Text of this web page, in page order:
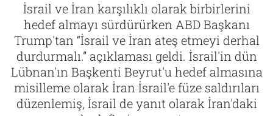
İsrail ve İran karşılıklı olarak birbirlerini
hedef almayı sürdürürken ABD Başkanı
Trump'tan “İsrail ve İran ateş etmeyi derhal
durdurmalı.” açıklaması geldi. İsrail'in dün
Lübnan'ın Başkenti Beyrut'u hedef almasına
misilleme olarak İran İsrail'e füze saldırıları
düzenlemiş, İsrail de yanıt olarak İran'daki
Özel Haber
Tercüme
İktibas
Büyük Doğu-İbda
Özel Haber
Tercüme
İktibas
Büyük Doğu-İbda
Süper Lig Puan Durumu ve Fikstür
Tüm Manşetler
Son Dakika Haberleri
Haber Arşivi